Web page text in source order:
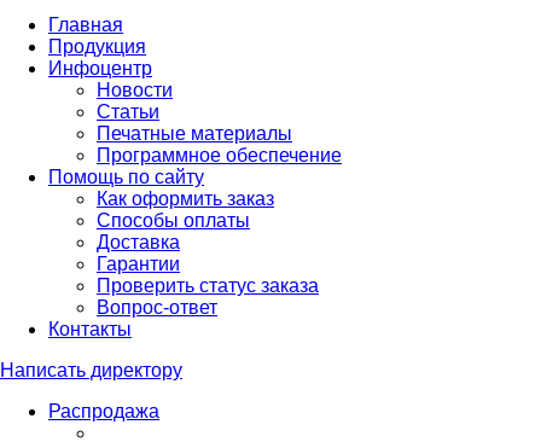
Главная
Продукция
Инфоцентр
Новости
Статьи
Печатные материалы
Программное обеспечение
Помощь по сайту
Как оформить заказ
Способы оплаты
Доставка
Гарантии
Проверить статус заказа
Вопрос-ответ
Контакты
Написать директору
Распродажа